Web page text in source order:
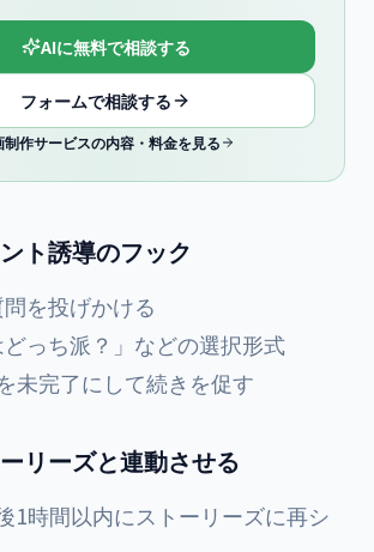
AIに無料で相談する
フォームで相談する
制作サービスの内容・料金を見る
ト誘導のフック
を投げかける
どっち派？」などの選択形式
未完了にして続きを促す
リーズと連動させる
1時間以内にストーリーズに再シ